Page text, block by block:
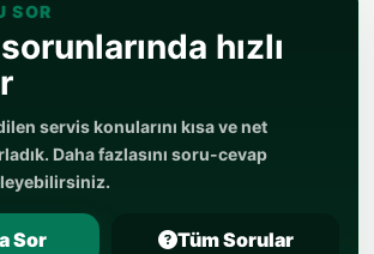
SOR
hızlı
servis konularını kısa ve net
Daha fazlasını soru-cevap
Sor Tüm Sorular